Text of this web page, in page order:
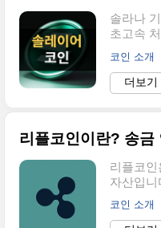
트코인
에서 운
집중한
다. 현재
들보다
솔라나
초고속
떤 구조
록 하겠
어는 솔
개선하기
니즘을
네트워크
데 기여
큰 명칭
티 프로젝트
코인 소개
더보기
리플코인
자산입니
다시 주
플코인은
코인 소개